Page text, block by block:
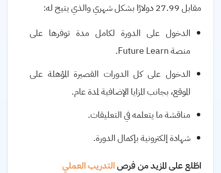
مقابل 27.99 دولارًا بشكل شهري والذي يتيح له:
الدخول على الدورة لكامل مدة توفرها على
منصةFuture Learn
.
الدخول على كل الدورات القصيرة المؤهلة على
الموقع، بجانب المزايا الإضافية لمدة عام.
مناقشة ما يتعلمه في التعليقات.
شهادة إلكترونية بإكمال الدورة.
اطّلع على المزيد من فرصالتدريب العملي